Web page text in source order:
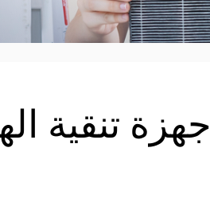
تنقية